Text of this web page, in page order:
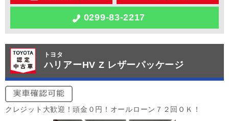
0299-83-2217
トヨタ
ハリアーHV Z レザーパッケージ
クレジット大歓迎！頭金０円！オールローン７２回ＯＫ！